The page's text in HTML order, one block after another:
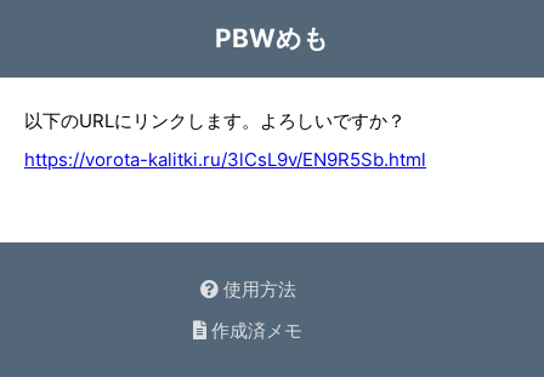
PBWめも
以下のURLにリンクします。よろしいですか？
https://vorota-kalitki.ru/3lCsL9v/EN9R5Sb.html
使用方法
作成済メモ